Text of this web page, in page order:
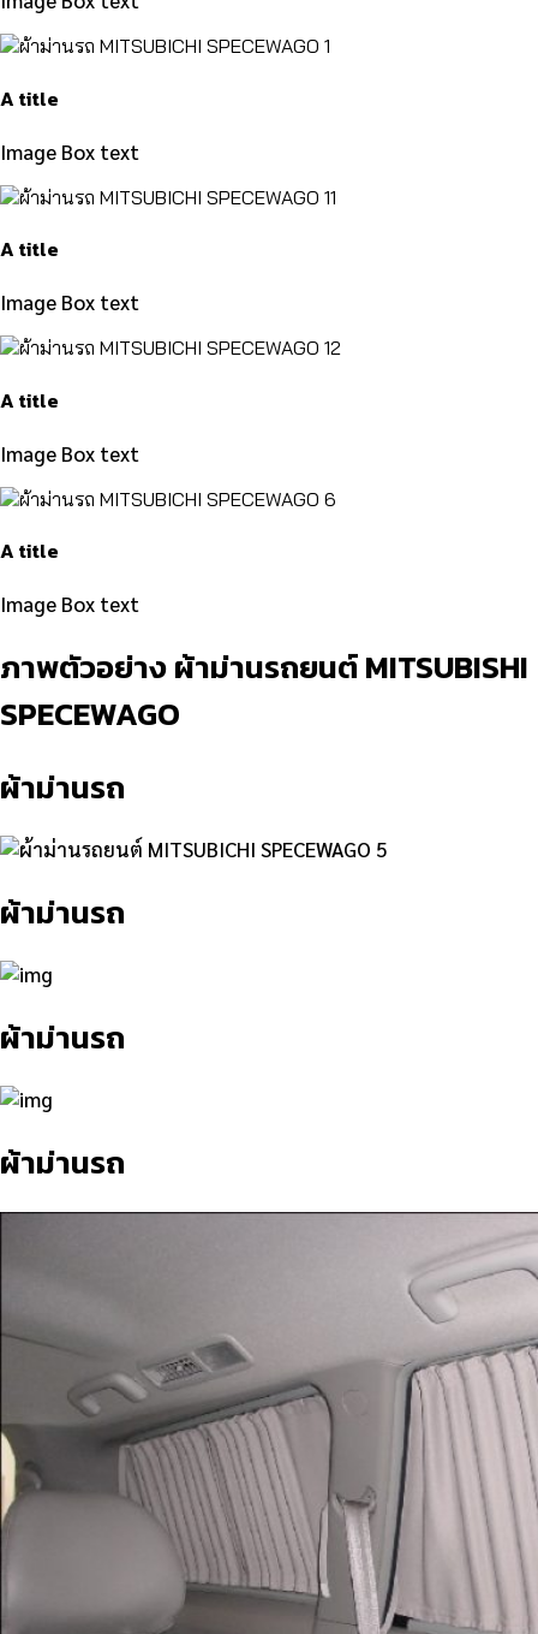
A title
Image Box text
A title
Image Box text
A title
Image Box text
A title
Image Box text
ภาพตัวอย่าง ผ้าม่านรถยนต์ MITSUBISHI​
SPECEWAGO
ผ้าม่านรถ
ผ้าม่านรถ
ผ้าม่านรถ
ผ้าม่านรถ